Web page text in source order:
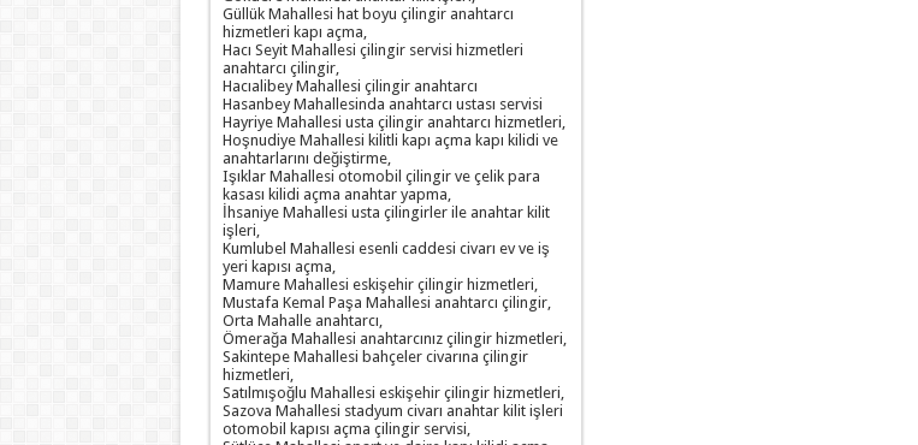
Güllük Mahallesi hat boyu çilingir anahtarcı
hizmetleri kapı açma,
Hacı Seyit Mahallesi çilingir servisi hizmetleri
anahtarcı çilingir,
Hacıalibey Mahallesi çilingir anahtarcı
Hasanbey Mahallesinda anahtarcı ustası servisi
Hayriye Mahallesi usta çilingir anahtarcı hizmetleri,
Hoşnudiye Mahallesi kilitli kapı açma kapı kilidi ve
anahtarlarını değiştirme,
Işıklar Mahallesi otomobil çilingir ve çelik para
kasası kilidi açma anahtar yapma,
İhsaniye Mahallesi usta çilingirler ile anahtar kilit
işleri,
Kumlubel Mahallesi esenli caddesi civarı ev ve iş
yeri kapısı açma,
Mamure Mahallesi eskişehir çilingir hizmetleri,
Mustafa Kemal Paşa Mahallesi anahtarcı çilingir,
Orta Mahalle anahtarcı,
Ömerağa Mahallesi anahtarcınız çilingir hizmetleri,
Sakintepe Mahallesi bahçeler civarına çilingir
hizmetleri,
Satılmışoğlu Mahallesi eskişehir çilingir hizmetleri,
Sazova Mahallesi stadyum civarı anahtar kilit işleri
otomobil kapısı açma çilingir servisi,